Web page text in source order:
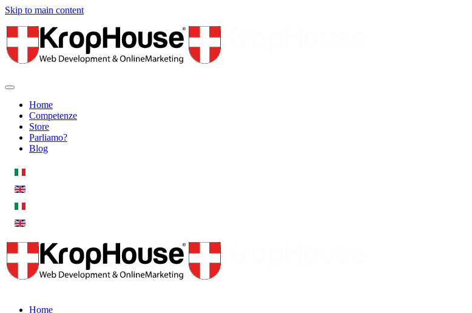
Skip to main content
Home
Competenze
Store
Parliamo?
Blog
Home